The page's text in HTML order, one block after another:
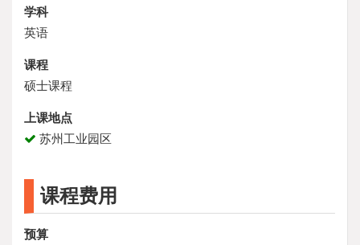
学科
英语
课程
硕士课程
上课地点
苏州工业园区
课程费用
预算